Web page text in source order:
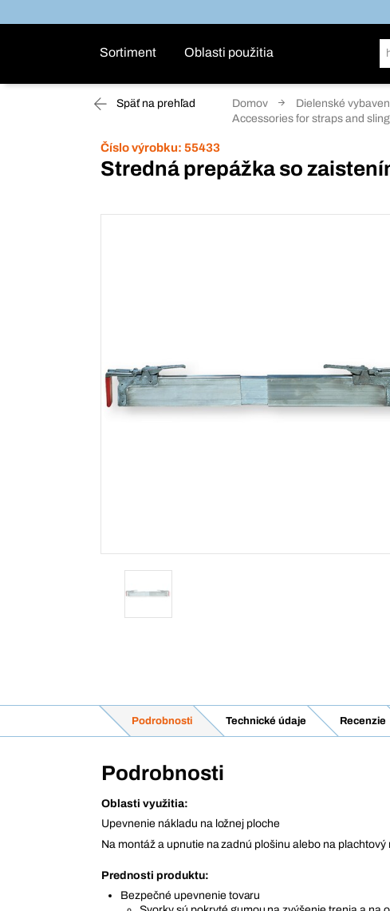
Sortiment Oblasti použitia
Späť na prehľad Domov Dielenské
Accessories for straps and
Číslo výrobku: 55433
Stredná prepážka so
Podrobnosti Technické údaje Recenzie
Podrobnosti
Oblasti využitia:
Upevnenie nákladu na ložnej ploche
Na montáž a upnutie na zadnú plošinu alebo na plachtový
Prednosti produktu:
Bezpečné upevnenie tovaru